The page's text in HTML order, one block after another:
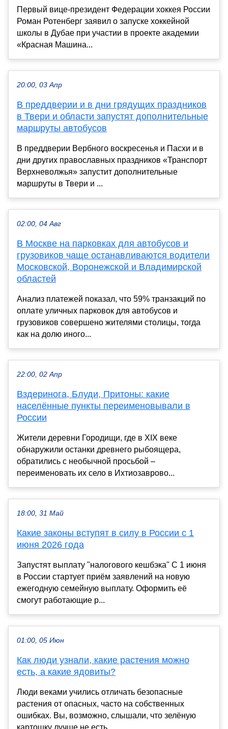
Первый вице-президент Федерации хоккея России
Роман Ротенберг заявил о запуске хоккейной
школы в Дубае при участии в проекте академии
«Красная Машина...
20:00, 03 Апр
В преддверии и в дни грядущих праздников
в Твери и области запустят дополнительные
маршруты автобусов
В преддверии Вербного воскресенья и Пасхи и в
дни других православных праздников «Транспорт
Верхневолжья» запустит дополнительные
маршруты в Твери и ...
02:00, 04 Авг
В Москве на парковках для автобусов и
грузовиков чаще останавливаются водители
Московской, Воронежской и Владимирской
областей
Анализ платежей показал, что 59% транзакций по
оплате уличных парковок для автобусов и
грузовиков совершено жителями столицы, тогда
как на долю иного...
22:00, 02 Апр
Вздеринога, Блуди, Притоны: какие
населённые пункты переименовывали в
России
Жители деревни Городищи, где в XIX веке
обнаружили останки древнего рыбоящера,
обратились с необычной просьбой –
переименовать их село в Ихтиозаврово...
18:00, 31 Май
Какие законы вступят в силу в России с 1
июня 2026 года
Запустят выплату "налогового кешбэка" С 1 июня
в России стартует приём заявлений на новую
ежегодную семейную выплату. Оформить её
смогут работающие р...
01:00, 05 Июн
Как люди узнали, какие растения можно
есть, а какие ядовиты?
Люди веками учились отличать безопасные
растения от опасных, часто на собственных
ошибках. Вы, возможно, слышали, что зелёную
картошку лучше не есть....